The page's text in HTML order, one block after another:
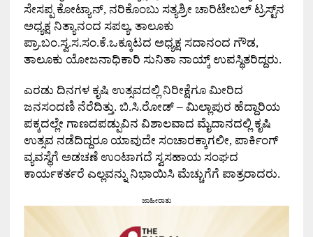
ಸೇಸಪ್ಪ ಕೋಟ್ಯಾನ್, ನರಿಕೊಂಬು ಸತ್ಯಶ್ರೀ ಚಾರಿಟೇಬಲ್ ಟ್ರಸ್ಟ್‌ನ
ಅಧ್ಯಕ್ಷ ನಿತ್ಯಾನಂದ ಸಪಲ್ಯ, ತಾಲೂಕು
ಪ್ರಾ.ಬಂ.ಸ್ವ.ಸ.ಸಂ.ಕೆ.ಒಕ್ಕೂಟದ ಅಧ್ಯಕ್ಷ ಸದಾನಂದ ಗೌಡ,
ತಾಲೂಕು ಯೋಜನಾಧಿಕಾರಿ ಸುನಿತಾ ನಾಯ್ಕ್ ಉಪಸ್ಥಿತರಿದ್ದರು.
ಎರಡು ದಿನಗಳ ಕೃಷಿ ಉತ್ಸವದಲ್ಲಿ ನಿರೀಕ್ಷೆಗೂ ಮೀರಿದ
ಜನಸಂದಣಿ ನೆರೆದಿತ್ತು. ಬಿ.ಸಿ.ರೋಡ್ – ಮಿಲ್ಲಾಪುರ ಹೆದ್ದಾರಿಯ
ಪಕ್ಕದಲ್ಲೇ ಗಾಣದಪಡ್ಪುವಿನ ವಿಶಾಲವಾದ ಮೈದಾನದಲ್ಲಿ ಕೃಷಿ
ಉತ್ಸವ ನಡೆದಿದ್ದರೂ ಯಾವುದೇ ಸಂಚಾರಕ್ಕಾಗಲೀ, ಪಾರ್ಕಿಂಗ್
ವ್ಯವಸ್ಥೆಗೆ ಅಡಚಣೆ ಉಂಟಾಗದೆ ಸ್ವಸಹಾಯ ಸಂಘದ
ಕಾರ್ಯಕರ್ತರೆ ಎಲ್ಲವನ್ನು ನಿಭಾಯಿಸಿ ಮೆಚ್ಚುಗೆಗೆ ಪಾತ್ರರಾದರು.
ಜಾಹೀರಾತು